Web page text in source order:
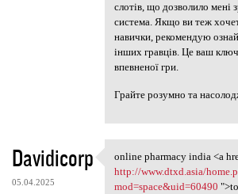
слотів, що дозволило мені
система. Якщо ви теж
навички, рекомендую
інших гравців. Це ваш
впевненої гри.
Грайте розумно та
Davidicorp
05.04.2025
online pharmacy india
online pharmacy india <a
http://www.dtxd.asia/
mod=space&uid=60490